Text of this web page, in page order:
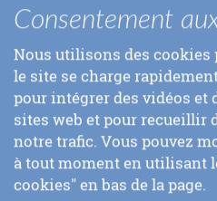
Le Voyage de l'Ame
Musique
Musique, langage universel
Musique et méditation
Musique et spiritualité
Consentement
Nous utilisons des cookies
le site se charge
pour intégrer des vidéos et
sites web et pour recueillir
notre trafic. Vous pouvez
à tout moment en utilisant
cookies" en bas de la page.